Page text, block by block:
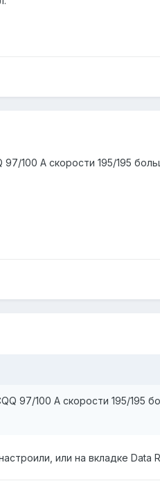
100 А скорости 195/195
97/100 А скорости 195/195
или на вкладке Data